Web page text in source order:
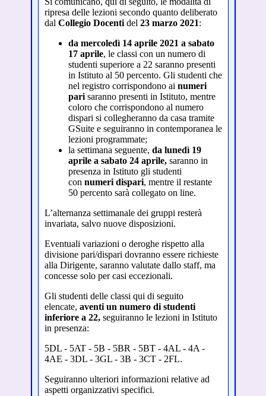
ripresa delle lezioni secondo quanto deliberato
dal Collegio Docenti del 23 marzo 2021:
da mercoledì 14 aprile 2021 a sabato
17 aprile, le classi con un numero di
studenti superiore a 22 saranno presenti
in Istituto al 50 percento. Gli studenti che
nel registro corrispondono ai numeri
pari saranno presenti in Istituto, mentre
coloro che corrispondono al numero
dispari si collegheranno da casa tramite
GSuite e seguiranno in contemporanea le
lezioni programmate;
la settimana seguente, da lunedì 19
aprile a sabato 24 aprile, saranno in
presenza in Istituto gli studenti
con numeri dispari, mentre il restante
50 percento sarà collegato on line.
L’alternanza settimanale dei gruppi resterà
invariata, salvo nuove disposizioni.
Eventuali variazioni o deroghe rispetto alla
divisione pari/dispari dovranno essere richieste
alla Dirigente, saranno valutate dallo staff, ma
concesse solo per casi eccezionali.
Gli studenti delle classi qui di seguito
elencate, aventi un numero di studenti
inferiore a 22, seguiranno le lezioni in Istituto
in presenza:
5DL - 5AT - 5B - 5BR - 5BT - 4AL - 4A -
4AE - 3DL - 3GL - 3B - 3CT - 2FL.
Seguiranno ulteriori informazioni relative ad
aspetti organizzativi specifici.